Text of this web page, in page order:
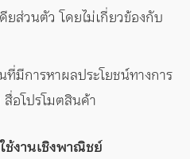
ยส่วนตัว โดยไม่เกี่ยวข้องกับ
ที่มีการหาผลประโยชน์ทางการ
อโปรโมตสินค้า
งานเชิงพาณิชย์